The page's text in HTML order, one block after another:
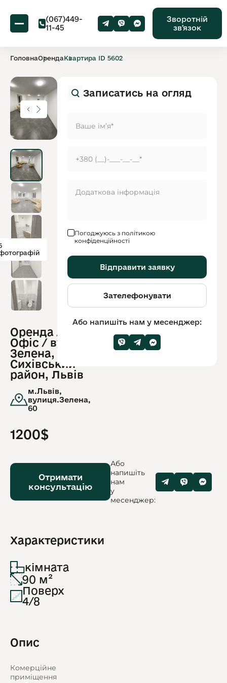
(067)449-
11-45
Зворотній
звʼязок
ГоловнаОрендаКвартира ID 5602
Оренда /
Офіс / вул.
Зелена,
Сихівський
район, Львів
м.Львів,
вулиця.Зелена,
60
обʼєкту:
5602
1200$
Отримати
консультацію
Або
напишіть
нам
у
месенджер:
Характеристики
кімната
90 м²
Поверх
4/8
Опис
Комерційне
приміщення
Записатись на огляд
Погоджуюсь з політикою
конфіденційності
Відправити заявку
Зателефонувати
Або напишіть нам у месенджер: